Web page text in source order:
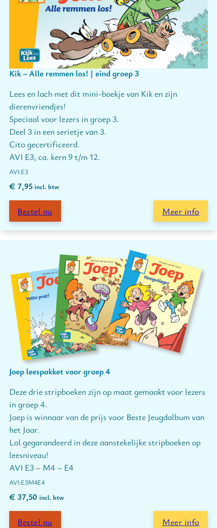
Kik – Alle remmen los! | eind groep 3
Lees en lach met dit mini-boekje van Kik en zijn
dierenvriendjes!
Speciaal voor lezers in groep 3.
Deel 3 in een serietje van 3.
Cito gecertificeerd.
AVI E3, ca. kern 9 t/m 12.
E3
€ 7,95 incl. btw
Bestel nu Meer info
Joep leespakket voor groep 4
Deze drie stripboeken zijn op maat gemaakt voor lezers
in groep 4.
Joep is winnaar van de prijs voor Beste Jeugdalbum van
het Jaar.
Lol gegarandeerd in deze aanstekelijke stripboeken op
leesniveau!
AVI E3 – M4 – E4
E3M4E4
€ 37,50 incl. btw
Bestel nu Meer info